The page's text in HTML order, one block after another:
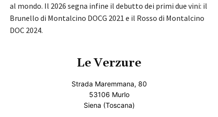
al mondo. Il 2026 segna infine il debutto dei primi due vini: il
Brunello di Montalcino DOCG 2021 e il Rosso di Montalcino
DOC 2024.
Le Verzure
Strada Maremmana, 80
53106 Murlo
Siena (Toscana)